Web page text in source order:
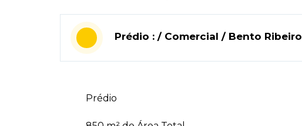
Prédio : / Comercial / Bento Ribeiro
Prédio